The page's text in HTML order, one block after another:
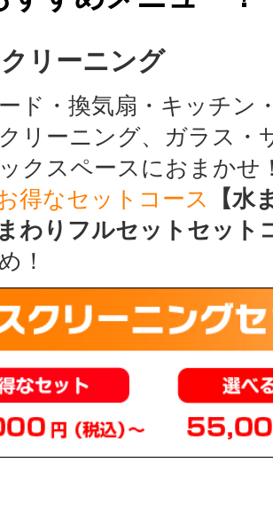
リーニング
ド・換気扇・キッチン
リーニング、ガラス
クスペースにおまかせ
得なセットコース
【
わりフルセットセット
！